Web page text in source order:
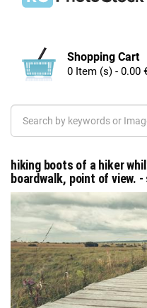
Shopping Cart
hiking boots of a hiker
boardwalk, point of view.